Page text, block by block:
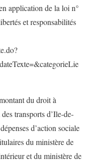
application de la loi n°
et responsabilités
du droit à
transports d’Ile-de-
d’action sociale
du ministère de
et du ministère de